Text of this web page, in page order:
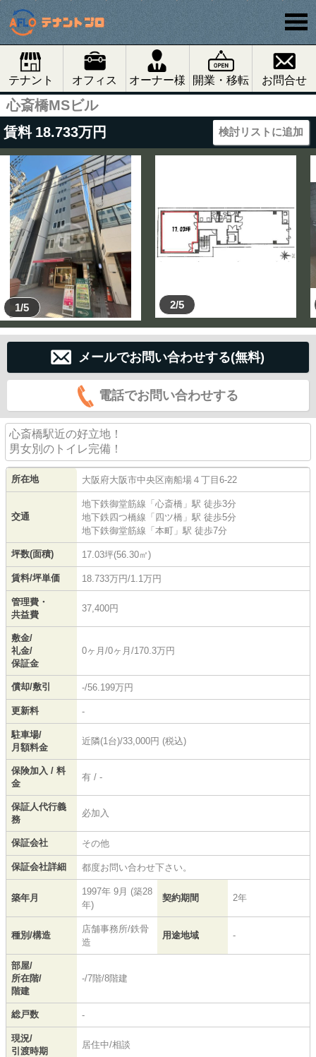
テナント オフィス オーナー様 開業・移転 お問合せ
心斎橋MSビル
賃料 18.733万円 検討リストに追加
1/5 2/5
メールでお問い合わせする(無料)
電話でお問い合わせする
心斎橋駅近の好立地！
男女別のトイレ完備！
所在地 大阪府大阪市中央区南船場 ４丁目6-22
交通
地下鉄御堂筋線 「心斎橋 」駅 徒歩3分
地下鉄四つ橋線 「四ツ橋 」駅 徒歩5分
地下鉄御堂筋線 「本町 」駅 徒歩7分
坪数(面積) 17.03坪(56.30㎡)
賃料/坪単価 18.733万円/1.1万円
管理費・
共益費
37,400円
敷金/
礼金/
保証金
0ヶ月/0ヶ月/170.3万円
償却/敷引 -/56.199万円
更新料 -
駐車場/
月額料金
近隣(1台)/33,000円 (税込)
保険加入 / 料
金
有 / -
保証人代行義
務
必加入
保証会社 その他
保証会社詳細 都度お問い合わせ下さい。
築年月
1997年 9月 (築28
年)
契約期間 2年
種別/構造
店舗事務所/鉄骨
造
用途地域 -
部屋/
所在階/
階建
-/7階/8階建
総戸数 -
現況/
引渡時期
居住中/相談